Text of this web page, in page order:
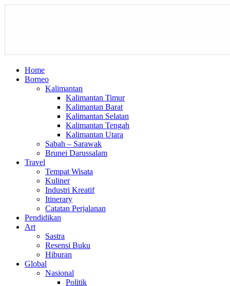
Home
Borneo
Kalimantan
Kalimantan Timur
Kalimantan Barat
Kalimantan Selatan
Kalimantan Tengah
Kalimantan Utara
Sabah – Sarawak
Brunei Darussalam
Travel
Tempat Wisata
Kuliner
Industri Kreatif
Itinerary
Catatan Perjalanan
Pendidikan
Art
Sastra
Resensi Buku
Hiburan
Global
Nasional
Politik